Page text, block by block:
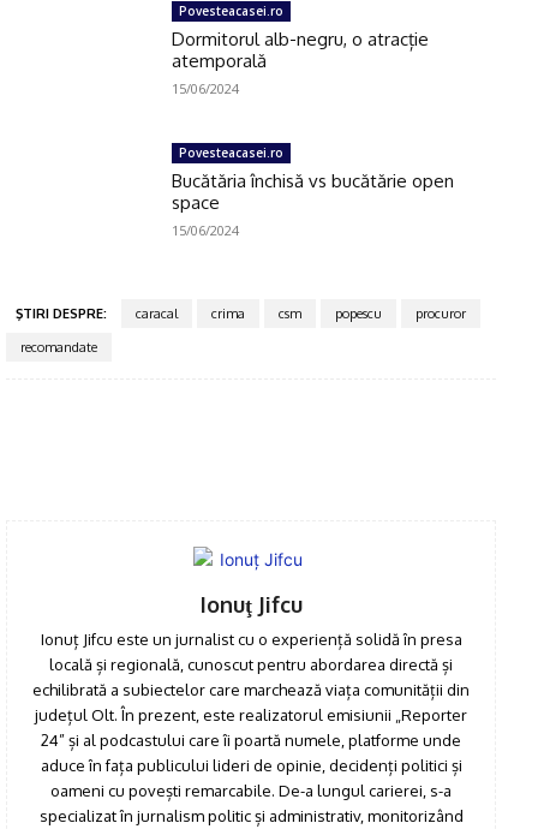
Povesteacasei.ro
Dormitorul alb-negru, o atracție
atemporală
15/06/2024
Povesteacasei.ro
Bucătăria închisă vs bucătărie open
space
15/06/2024
ŞTIRI DESPRE: caracal crima csm popescu
procuror
recomandate
Ionuţ Jifcu
Ionuț Jifcu este un jurnalist cu o experiență solidă în presa
locală și regională, cunoscut pentru abordarea directă și
echilibrată a subiectelor care marchează viața comunității din
județul Olt. În prezent, este realizatorul emisiunii „Reporter
24” și al podcastului care îi poartă numele, platforme unde
aduce în fața publicului lideri de opinie, decidenți politici și
oameni cu povești remarcabile. De-a lungul carierei, s-a
specializat în jurnalism politic și administrativ, monitorizând